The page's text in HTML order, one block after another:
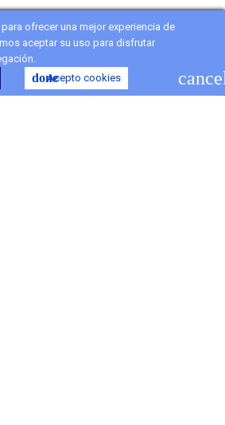
ofrecer una mejor experiencia de
aceptar su uso para disfrutar
doneAcepto cookies
. All Rights Reserved